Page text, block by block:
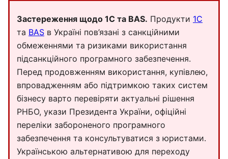
Застереження щодо 1С та BAS. Продукти 1С
та BAS в Україні пов’язані з санкційними
обмеженнями та ризиками використання
підсанкційного програмного забезпечення.
Перед продовженням використання, купівлею,
впровадженням або підтримкою таких систем
бізнесу варто перевіряти актуальні рішення
РНБО, укази Президента України, офіційні
переліки забороненого програмного
забезпечення та консультуватися з юристами.
Українською альтернативою для переходу